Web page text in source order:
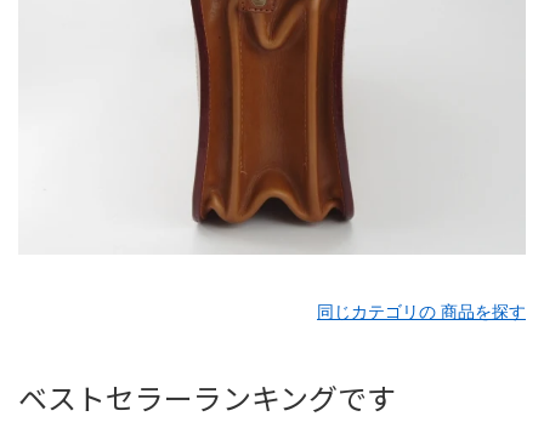
同じカテゴリの 商品を探す
ベストセラーランキングです